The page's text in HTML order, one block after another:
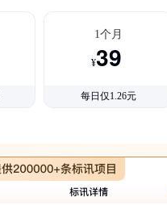
1个月
¥39
每日仅1.26元